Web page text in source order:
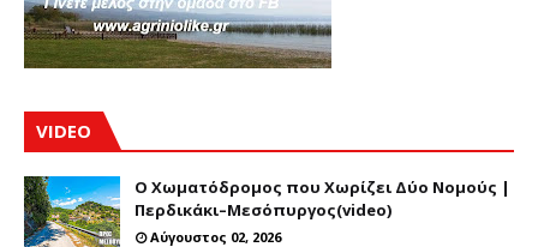
VIDEO
Ο Χωματόδρομος που Χωρίζει Δύο Νομούς |
Περδικάκι–Μεσόπυργος(video)
Αύγουστος 02, 2026